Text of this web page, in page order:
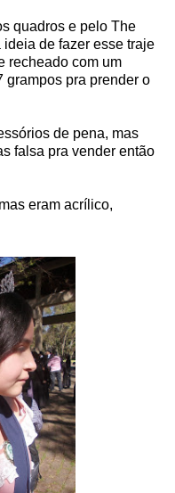
quadros e pelo The
de fazer esse traje
recheado com um
grampos pra prender o
de pena, mas
falsa pra vender então
eram acrílico,